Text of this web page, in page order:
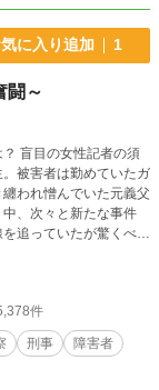
に入り追加 1
闘～
盲目の女性記者の須
被害者は勤めていたガ
われ憎んでいた元義父
、次々と新たな事件
追っていたが驚くべき
件
刑事
障害者